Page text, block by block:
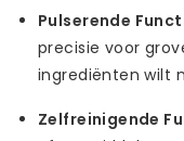
Pulserende
precisie voor
ingrediënten wilt
Zelfreinigende